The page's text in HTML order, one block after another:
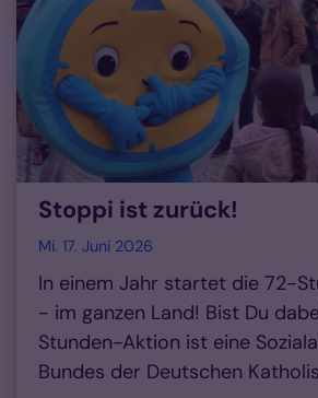
Stoppi ist zurück!
Mi. 17. Juni 2026
In einem Jahr startet die 72-
- im ganzen Land! Bist Du
Stunden-Aktion ist eine
Bundes der Deutschen